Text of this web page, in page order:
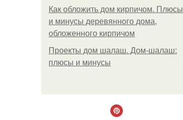
Как обложить дом кирпичом. Плюсы
и минусы деревянного дома,
обложенного кирпичом
Проекты дом шалаш. Дом-шалаш:
плюсы и минусы